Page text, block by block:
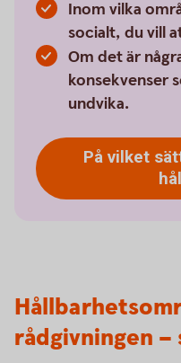
Inom vilka
socialt, du vill
Om det är
konsekvenser
undvika.
På vilket
rådgivningen –